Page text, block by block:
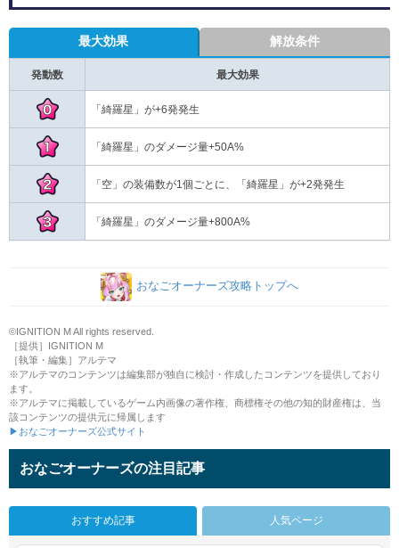
最大効果 解放条件
発動数 最大効果
「綺羅星」のダメージ量+800A%
おなごオーナーズ攻略トップへ
©IGNITION M All rights reserved.
［提供］IGNITION M
［執筆・編集］アルテマ
※アルテマのコンテンツは編集部が独自に検討・作成したコンテンツを提供しており
ます。
※アルテマに掲載しているゲーム内画像の著作権、商標権その他の知的財産権は、当
該コンテンツの提供元に帰属します
▶おなごオーナーズ公式サイト
おなごオーナーズの注目記事
おすすめ記事 人気ページ